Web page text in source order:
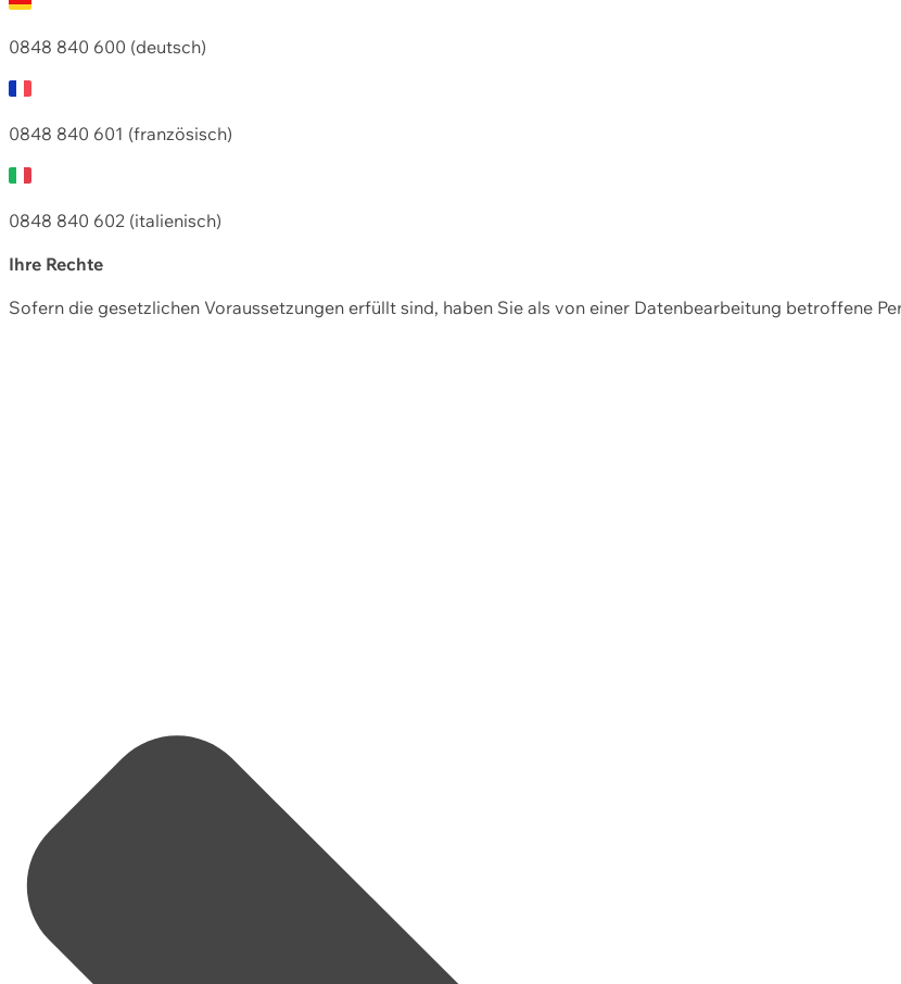
0848 840 600 (deutsch)
0848 840 601 (französisch)
0848 840 602 (italienisch)
Ihre Rechte
Sofern die gesetzlichen Voraussetzungen erfüllt sind, haben Sie als von einer Datenbearbeitung betroffene